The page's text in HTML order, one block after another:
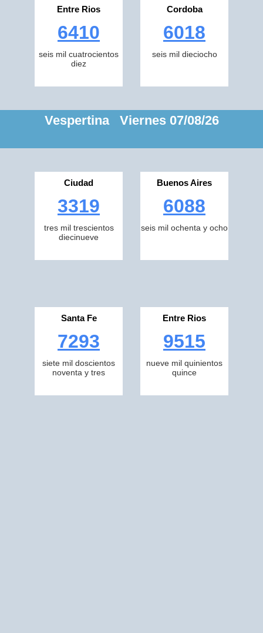
Entre Rios
6410
seis mil cuatrocientos
diez
Cordoba
6018
seis mil dieciocho
Vespertina Viernes 07/08/26
Ciudad
3319
tres mil trescientos
diecinueve
Buenos Aires
6088
seis mil ochenta y ocho
Santa Fe
7293
siete mil doscientos
noventa y tres
Entre Rios
9515
nueve mil quinientos
quince